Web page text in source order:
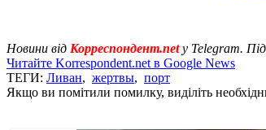
Новини від Корреспондент.net у Telegram.
Читайте Korrespondent.net в Google News
ТЕГИ: Ливан, жертвы, порт
Якщо ви помітили помилку, виділіть